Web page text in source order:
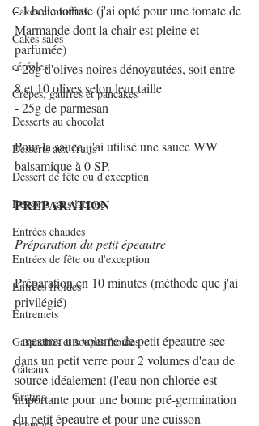
Cakes et muffins
Cakes salés
céréales
Crêpes, gaufres et pancakes
Desserts au chocolat
Desserts aux fruits
Dessert de fête ou d'exception
Desserts sans lactose
Entrées chaudes
Entrées de fête ou d'exception
Entrées froides
Entremets
Gaspachos et soupes froides
Gâteaux
Gratins
- 1 belle tomate (j'ai opté pour une tomate de
Marmande dont la chair est pleine et
parfumée)
- 28g d'olives noires dénoyautées, soit entre
8 et 10 olives selon leur taille
- 25g de parmesan
Pour la sauce, j'ai utilisé une sauce WW
balsamique à 0 SP.
PREPARATION
Préparation du petit épeautre
Préparation en 10 minutes (méthode que j'ai
privilégié)
- mesurer un volume de petit épeautre sec
dans un petit verre pour 2 volumes d'eau de
source idéalement (l'eau non chlorée est
importante pour une bonne pré-germination
du petit épeautre et pour une cuisson